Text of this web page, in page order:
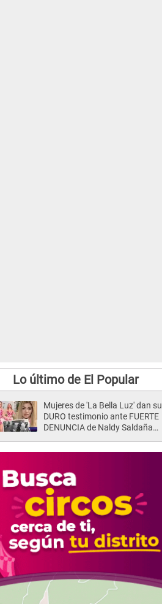
Lo último de El Popular
Mujeres de 'La Bella Luz' dan su
DURO testimonio ante FUERTE
DENUNCIA de Naldy Saldaña